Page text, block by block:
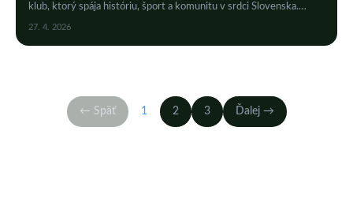
klub, ktorý spája históriu, šport a komunitu v srdci Slovenska.
Kliknite a čítajte!
27. 4. 2026
← Späť 1 2 3 Ďalej →